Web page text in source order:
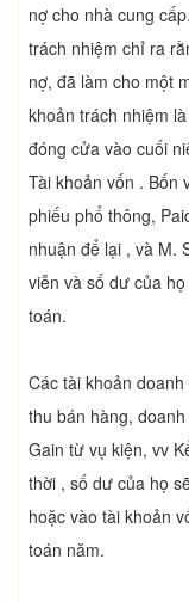
nợ cho nhà cung
trách nhiệm chỉ ra
nợ, đã làm cho một
khoản trách nhiệm
đóng cửa vào cuối
Tài khoản vốn . Bốn
phiếu phổ thông,
nhuận để lại , và M.
viễn và số dư của
toán.
Các tài khoản
thu bán hàng,
Gain từ vụ kiện, vv
thời , số dư của họ
hoặc vào tài khoản
toán năm.